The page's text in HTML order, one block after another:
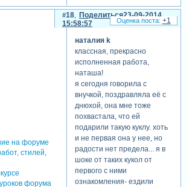
того..что она перешагивает
через большую кучу мусора(
якобы помойка) и начинает
улыбчиво
говорить....человек до 30
лет уже выполняет свое
предназначение ( рожает
детей..) и он больше не
нужен и ему место на
свалке!
вы можете себе
это представить?это
говорила профессор
медицины))) мне иногда
кажется, что эта передача
настроена как раз против
здоровья))
берегите своих детей..!
Поделиться
18
23-09-2014
15:58:57
наталия k
классная, прекрасно
исполненная работа,
наташа!
я сегодня говорила с
внучкой, поздравляла её с
днюхой, она мне тоже
похвастала, что ей
подарили такую куклу. хоть
и не первая она у нее, но
радости нет предела... я в
шоке от таких кукол от
первого с ними
ознакомления- ездили
+1